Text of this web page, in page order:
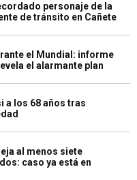
personaje de la
de tránsito en Cañete
el Mundial: informe
el alarmante plan
a los 68 años tras
al menos siete
caso ya está en